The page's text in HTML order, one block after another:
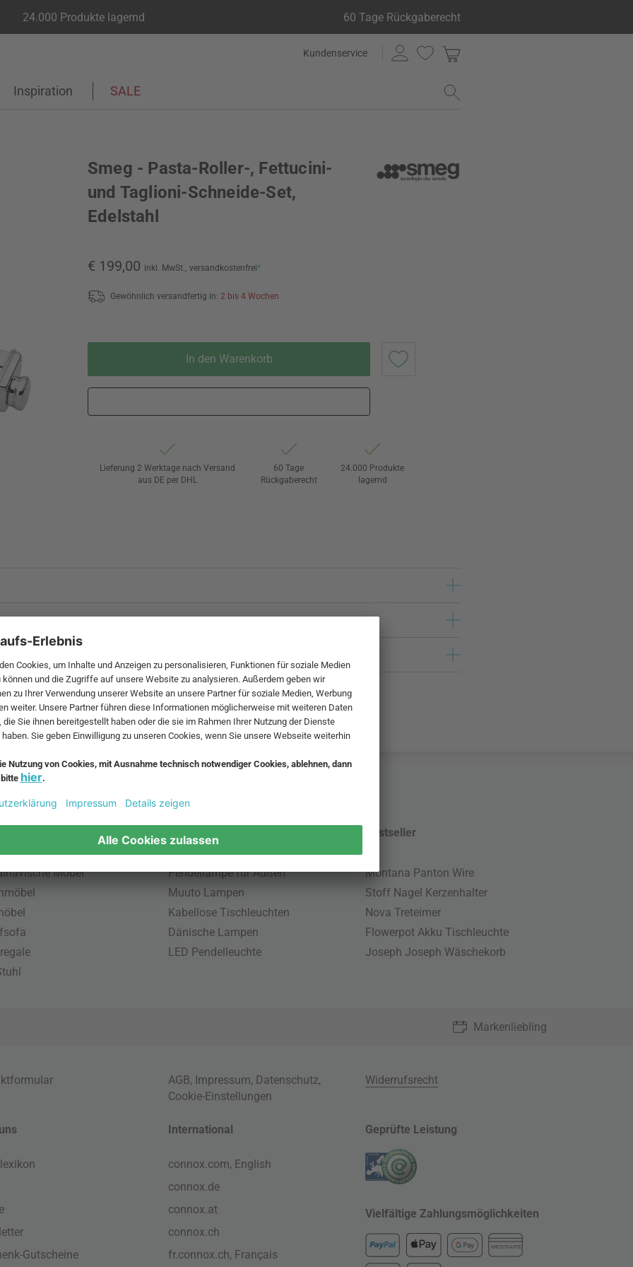
24.000 Produkte lagernd 60 Tage Rückgaberecht
Kundenservice
Inspiration SALE
Smeg - Pasta-Roller-, Fettucini-
und Taglioni-Schneide-Set,
Edelstahl
€ 199,00 inkl. MwSt., versandkostenfrei*
Gewöhnlich versandfertig in: 2 bis 4 Wochen
In den Warenkorb
Lieferung 2 Werktage nach Versand
aus DE per DHL
60 Tage
Rückgaberecht
24.000 Produkte
lagernd
und zzgl.
Möbel
Beliebte Leuchten
Pendellampe für Außen
Muuto Lampen
Kabellose Tischleuchten
Dänische Lampen
LED Pendelleuchte
Bestseller
Montana Panton Wire
Stoff Nagel Kerzenhalter
Nova Treteimer
Flowerpot Akku Tischleuchte
Joseph Joseph Wäschekorb
Markenliebling
AGB, Impressum, Datenschutz,
Cookie-Einstellungen
Widerrufsrecht
Gutscheine
International
connox.com, English
connox.de
connox.at
connox.ch
fr.connox.ch, Français
Geprüfte Leistung
Vielfältige Zahlungsmöglichkeiten
KREDITKARTE